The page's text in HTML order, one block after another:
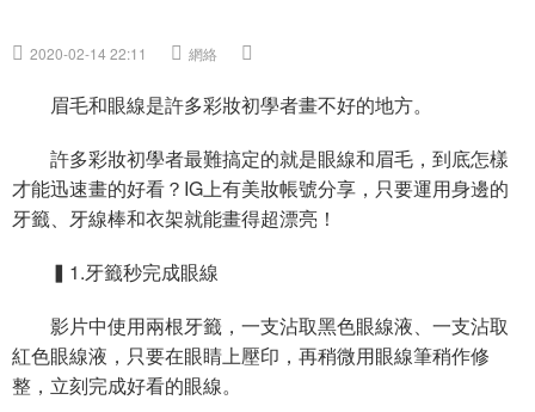
2020-02-14 22:11 網絡
眉毛和眼線是許多彩妝初學者畫不好的地方。
許多彩妝初學者最難搞定的就是眼線和眉毛，到底怎樣
才能迅速畫的好看？IG上有美妝帳號分享，只要運用身邊的
牙籤、牙線棒和衣架就能畫得超漂亮！
▍1.牙籤秒完成眼線
影片中使用兩根牙籤，一支沾取黑色眼線液、一支沾取
紅色眼線液，只要在眼睛上壓印，再稍微用眼線筆稍作修
整，立刻完成好看的眼線。